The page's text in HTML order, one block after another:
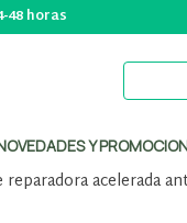
48 horas
Y
reparadora acelerada